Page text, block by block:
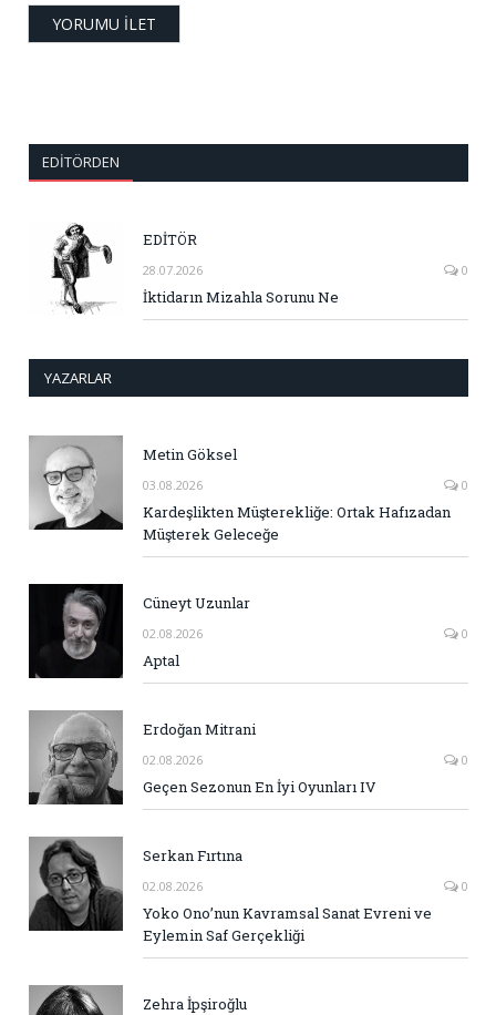
EDITÖRDEN
EDİTÖR
28.07.2026 0
İktidarın Mizahla Sorunu Ne
YAZARLAR
Metin Göksel
03.08.2026 0
Kardeşlikten Müşterekliğe: Ortak Hafızadan
Müşterek Geleceğe
Cüneyt Uzunlar
02.08.2026 0
Aptal
Erdoğan Mitrani
02.08.2026 0
Geçen Sezonun En İyi Oyunları IV
Serkan Fırtına
02.08.2026 0
Yoko Ono’nun Kavramsal Sanat Evreni ve
Eylemin Saf Gerçekliği
Zehra İpşiroğlu